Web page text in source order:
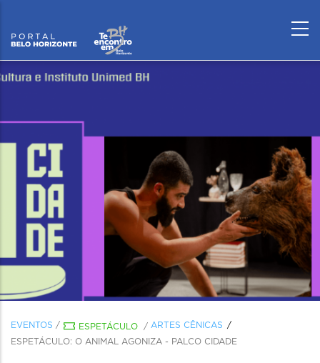
EVENTOS / ESPETÁCULO / ARTES CÊNICAS
ESPETÁCULO: O ANIMAL AGONIZA - PALCO CIDADE